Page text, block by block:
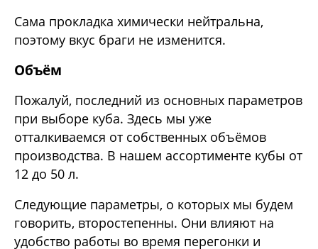
Сама прокладка химически нейтральна,
поэтому вкус браги не изменится.
Объём
Пожалуй, последний из основных параметров
при выборе куба. Здесь мы уже
отталкиваемся от собственных объёмов
производства. В нашем ассортименте кубы от
12 до 50 л.
Следующие параметры, о которых мы будем
говорить, второстепенны. Они влияют на
удобство работы во время перегонки и